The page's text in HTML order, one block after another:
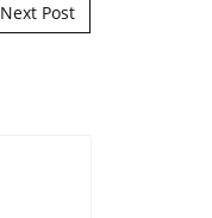
Next Post